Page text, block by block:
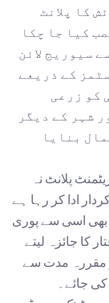
گنجائش کا پلانٹ
کیا جا چکا
سیوریج لائن
کے ذریعے
کو زرعی
شہر کے دیگر
بنایا
پلانٹ نہ
ادا کر رہا ہے
بھی اسی سے پوری
کا جائزہ لیتے
مقررہ مدت سے